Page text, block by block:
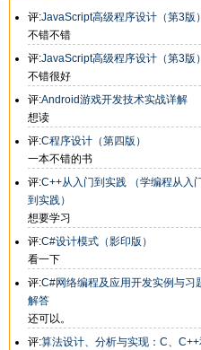
评:JavaScript高级程序设计（第3版）
不错不错
评:JavaScript高级程序设计（第3版）
不错很好
评:Android游戏开发技术实战详解
想读
评:C程序设计（第四版）
一本不错的书
评:C++从入门到实践 （学编程从入
到实践）
想要学习
评:C#设计模式（影印版）
看一下
评:C#网络编程及应用开发实例与习
解答
还可以。
评:算法设计、分析与实现：C、C++